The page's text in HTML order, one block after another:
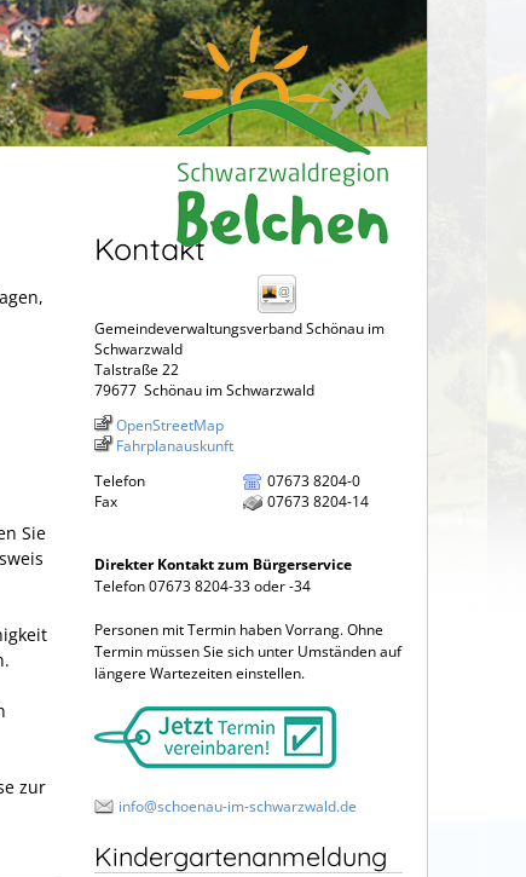
Sie
zur
Kontakt
Gemeindeverwaltungsverband Schönau im
Schwarzwald
Talstraße 22
79677 Schönau im Schwarzwald
OpenStreetMap
Fahrplanauskunft
Telefon
07673 8204-0
Fax
07673 8204-14
Direkter Kontakt zum Bürgerservice
Telefon 07673 8204-33 oder -34
Personen mit Termin haben Vorrang. Ohne
Termin müssen Sie sich unter Umständen auf
längere Wartezeiten einstellen.
info@schoenau-im-schwarzwald.de
Kindergartenanmeldung